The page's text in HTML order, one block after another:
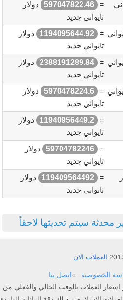
=
597047822.46
دولار
تايواني جديد
=
1194095644.92
دولار
تايواني جديد
=
2388191289.84
دولار
تايواني جديد
=
5970478224.6
دولار
تايواني جديد
=
11940956449.2
دولار
تايواني جديد
=
59704782246
دولار
تايواني جديد
=
119409564492
دولار
تايواني جديد
محدثة سيتم تحديثها لاحقاً
العملات الان
الخصوصية
اتصل بنا
العملات بالوقت الحالي والفعلي من